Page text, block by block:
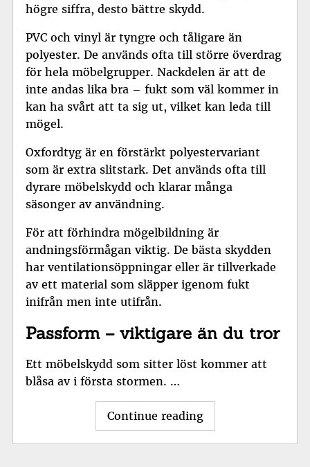
högre siffra, desto bättre skydd.
PVC och vinyl är tyngre och tåligare än
polyester. De används ofta till större överdrag
för hela möbelgrupper. Nackdelen är att de
inte andas lika bra – fukt som väl kommer in
kan ha svårt att ta sig ut, vilket kan leda till
mögel.
Oxfordtyg är en förstärkt polyestervariant
som är extra slitstark. Det används ofta till
dyrare möbelskydd och klarar många
säsonger av användning.
För att förhindra mögelbildning är
andningsförmågan viktig. De bästa skydden
har ventilationsöppningar eller är tillverkade
av ett material som släpper igenom fukt
inifrån men inte utifrån.
Passform – viktigare än du tror
Ett möbelskydd som sitter löst kommer att
blåsa av i första stormen. …
Continue reading"Möbelskydd
–